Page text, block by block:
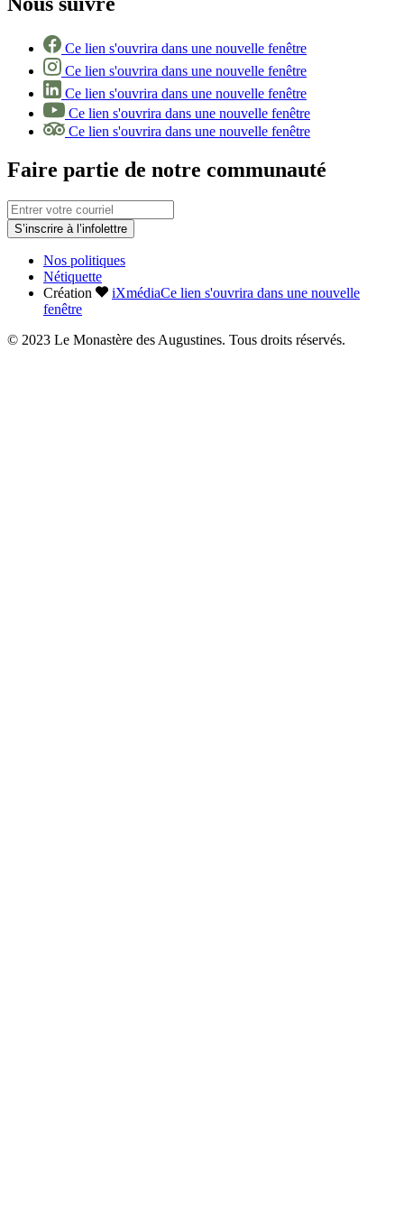
Ce lien s'ouvrira dans une nouvelle fenêtre
Ce lien s'ouvrira dans une nouvelle fenêtre
Ce lien s'ouvrira dans une nouvelle fenêtre
Ce lien s'ouvrira dans une nouvelle fenêtre
Ce lien s'ouvrira dans une nouvelle fenêtre
Faire partie de notre communauté
S’inscrire à l’infolettre
Nos politiques
Nétiquette
Création
iXmédiaCe lien s'ouvrira dans une nouvelle
fenêtre
© 2023 Le Monastère des Augustines. Tous droits réservés.